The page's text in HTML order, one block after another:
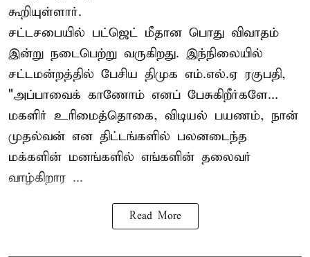
கூறியுள்ளார்.
சட்டசபையில் பட்ஜெட் மீதான பொது விவாதம்
இன்று நடைபெற்று வருகிறது. இந்நிலையில்
சட்டமன்றத்தில் பேசிய திமுக எம்.எல்.ஏ ரகுபதி,
"அப்பாவைக் காணோம் எனப் பேசுகிறீர்களே...
மகளிர் உரிமைத்தொகை, விடியல் பயணம், நான்
முதல்வன் என திட்டங்களில் பலனடைந்த
மக்களின் மனங்களில் எங்களின் தலைவர்
வாழ்கிறார ...
Read More